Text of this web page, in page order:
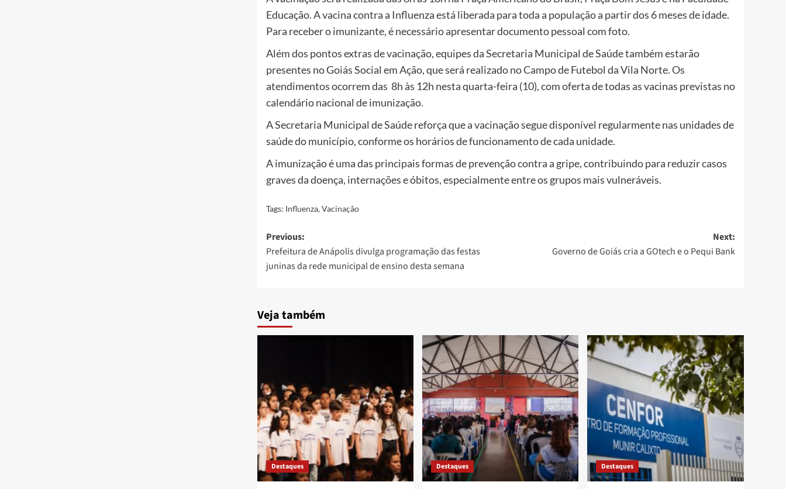
Educação. A vacina contra a Influenza está liberada para toda a população a partir dos 6 meses de idade.
Para receber o imunizante, é necessário apresentar documento pessoal com foto.
Além dos pontos extras de vacinação, equipes da Secretaria Municipal de Saúde também estarão
presentes no Goiás Social em Ação, que será realizado no Campo de Futebol da Vila Norte. Os
atendimentos ocorrem das 8h às 12h nesta quarta-feira (10), com oferta de todas as vacinas previstas no
calendário nacional de imunização.
A Secretaria Municipal de Saúde reforça que a vacinação segue disponível regularmente nas unidades de
saúde do município, conforme os horários de funcionamento de cada unidade.
A imunização é uma das principais formas de prevenção contra a gripe, contribuindo para reduzir casos
graves da doença, internações e óbitos, especialmente entre os grupos mais vulneráveis.
Tags: Influenza,Vacinação
Post
navigation
Previous:
Prefeitura de Anápolis divulga programação das festas
juninas da rede municipal de ensino desta semana
Next:
Governo de Goiás cria a GOtech e o Pequi Bank
Veja também
Destaques Destaques Destaques